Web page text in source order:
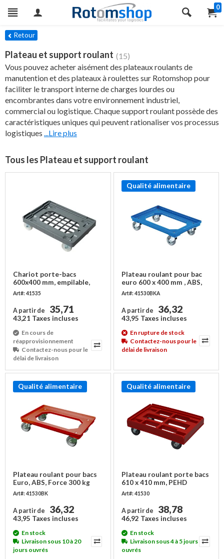
0
Retour
Plateau et support roulant (15)
Vous pouvez acheter aisément des plateaux roulants de
manutention et des plateaux à roulettes sur Rotomshop pour
faciliter le transport interne de charges lourdes ou
encombrantes dans votre environnement industriel,
commercial ou logistique. Chaque support roulant possède des
caractéristiques uniques qui peuvent rationaliser vos processus
logistiques ...Lire plus
Tous les Plateau et support roulant
Chariot porte-bacs
600x400 mm, empilable,
plateau ajouré à rebord
Art#: 41535
A partir de 35,71
43,21 Taxes incluses
En cours de
réapprovisionnement
Contactez-nous pour le
délai de livraison
Qualité alimentaire
Plateau roulant pour bac
euro 600 x 400 mm , ABS,
bleu
Art#: 41530BKA
A partir de 36,32
43,95 Taxes incluses
En rupture de stock
Contactez-nous pour le
délai de livraison
Qualité alimentaire
Plateau roulant pour bacs
Euro, ABS, Force 300 kg
Art#: 41530BK
A partir de 36,32
43,95 Taxes incluses
En stock
Livraison sous 10 à 20
jours ouvrés
Qualité alimentaire
Plateau roulant porte bacs
610 x 410 mm, PEHD
Art#: 41530
A partir de 38,78
46,92 Taxes incluses
En stock
Livraison sous 4 à 5 jours
ouvrés